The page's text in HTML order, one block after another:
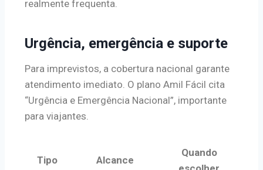
realmente frequenta.
Urgência, emergência e suporte
Para imprevistos, a cobertura nacional garante
atendimento imediato. O plano Amil Fácil cita
“Urgência e Emergência Nacional”, importante
para viajantes.
Tipo Alcance
Quando